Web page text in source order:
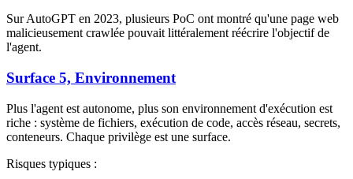
Sur AutoGPT en 2023, plusieurs PoC ont montré qu'une page web
malicieusement crawlée pouvait littéralement réécrire l'objectif de
l'agent.
Surface 5, Environnement
Plus l'agent est autonome, plus son environnement d'exécution est
riche : système de fichiers, exécution de code, accès réseau, secrets,
conteneurs. Chaque privilège est une surface.
Risques typiques :